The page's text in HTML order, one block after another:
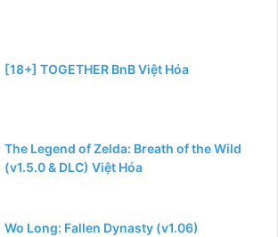
[18+] TOGETHER BnB Việt Hóa
The Legend of Zelda: Breath of the Wild
(v1.5.0 & DLC) Việt Hóa
Wo Long: Fallen Dynasty (v1.06)